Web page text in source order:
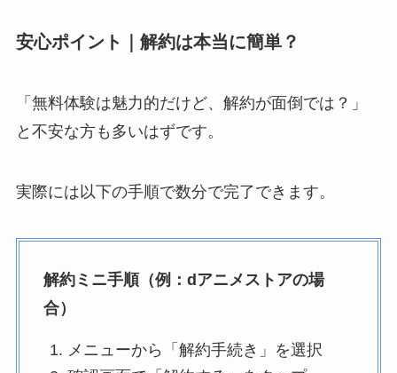
安心ポイント｜解約は本当に簡単？
「無料体験は魅力的だけど、解約が面倒では？」
と不安な方も多いはずです。
実際には以下の手順で数分で完了できます。
解約ミニ手順（例：dアニメストアの場
合）
メニューから「解約手続き」を選択